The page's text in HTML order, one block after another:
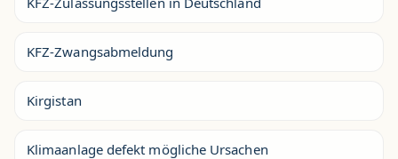
KFZ-Zwangsabmeldung
Kirgistan
Klimaanlage defekt mögliche Ursachen